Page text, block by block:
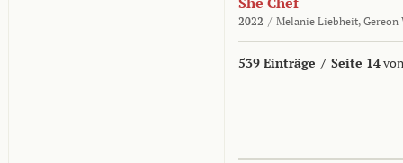
2022 / Melanie Liebheit, Gereon
539 Einträge / Seite 14